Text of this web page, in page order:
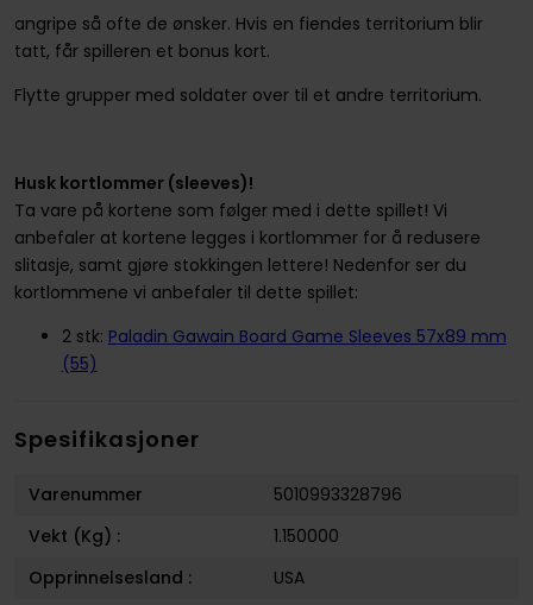
angripe så ofte de ønsker. Hvis en fiendes territorium blir
tatt, får spilleren et bonus kort.
Flytte grupper med soldater over til et andre territorium.
Husk kortlommer (sleeves)!
Ta vare på kortene som følger med i dette spillet! Vi
anbefaler at kortene legges i kortlommer for å redusere
slitasje, samt gjøre stokkingen lettere! Nedenfor ser du
kortlommene vi anbefaler til dette spillet:
2 stk: Paladin Gawain Board Game Sleeves 57x89 mm
(55)
Spesifikasjoner
Varenummer
5010993328796
Vekt (Kg) :
1.150000
Opprinnelsesland :
USA